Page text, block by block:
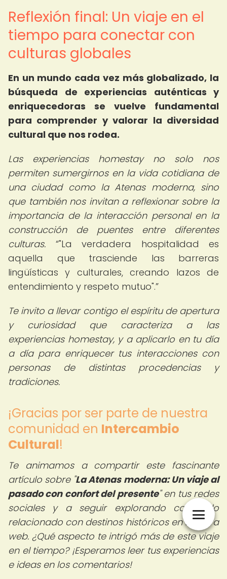
Reflexión final: Un viaje en el
tiempo para conectar con
culturas globales
En un mundo cada vez más globalizado, la
búsqueda de experiencias auténticas y
enriquecedoras se vuelve fundamental
para comprender y valorar la diversidad
cultural que nos rodea.
Las experiencias homestay no solo nos
permiten sumergirnos en la vida cotidiana de
una ciudad como la Atenas moderna, sino
que también nos invitan a reflexionar sobre la
importancia de la interacción personal en la
construcción de puentes entre diferentes
culturas.
"La verdadera hospitalidad es
aquella que trasciende las barreras
lingüísticas y culturales, creando lazos de
entendimiento y respeto mutuo".
Te invito a llevar contigo el espíritu de apertura
y curiosidad que caracteriza a las
experiencias homestay, y a aplicarlo en tu día
a día para enriquecer tus interacciones con
personas de distintas procedencias y
tradiciones.
¡Gracias por ser parte de nuestra
comunidad en Intercambio
Cultural!
Te animamos a compartir este fascinante
artículo sobre "La Atenas moderna: Un viaje al
pasado con confort del presente" en tus redes
sociales y a seguir explorando contenido
relacionado con destinos históricos en nuestra
web. ¿Qué aspecto te intrigó más de este viaje
en el tiempo? ¡Esperamos leer tus experiencias
e ideas en los comentarios!